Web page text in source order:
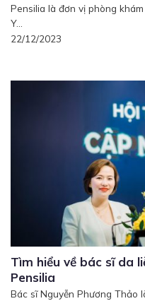
Pensilia là đơn vị phòng
Y...
22/12/2023
Tìm hiểu về bác sĩ da
Pensilia
Bác sĩ Nguyễn Phương Thảo